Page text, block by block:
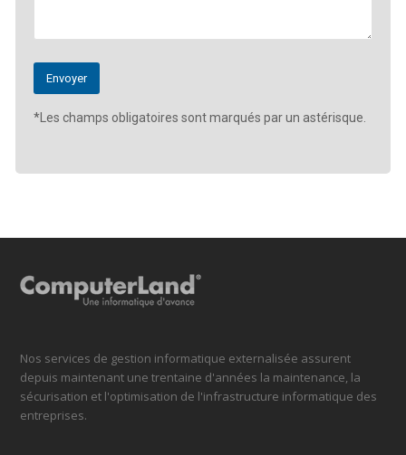
*Les champs obligatoires sont marqués par un astérisque.
Nos services de gestion informatique externalisée assurent
depuis maintenant une trentaine d'années la maintenance, la
sécurisation et l'optimisation de l'infrastructure informatique des
entreprises.